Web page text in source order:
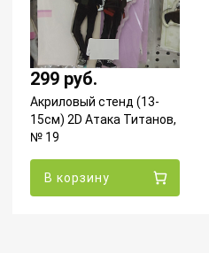
299 руб.
Акриловый стенд (13-
15см) 2D Атака Титанов,
№ 19
В корзину